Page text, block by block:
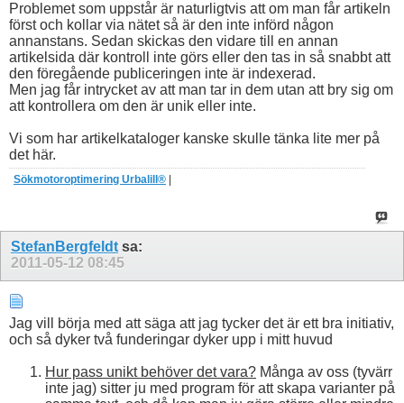
Problemet som uppstår är naturligtvis att om man får artikeln
först och kollar via nätet så är den inte införd någon
annanstans. Sedan skickas den vidare till en annan
artikelsida där kontroll inte görs eller den tas in så snabbt att
den föregående publiceringen inte är indexerad.
Men jag får intrycket av att man tar in dem utan att bry sig om
att kontrollera om den är unik eller inte.
Vi som har artikelkataloger kanske skulle tänka lite mer på
det här.
Sökmotoroptimering Urbalill®
StefanBergfeldt sa:
2011-05-12 08:45
Jag vill börja med att säga att jag tycker det är ett bra initiativ,
och så dyker två funderingar dyker upp i mitt huvud
Hur pass unikt behöver det vara? Många av oss (tyvärr
inte jag) sitter ju med program för att skapa varianter på